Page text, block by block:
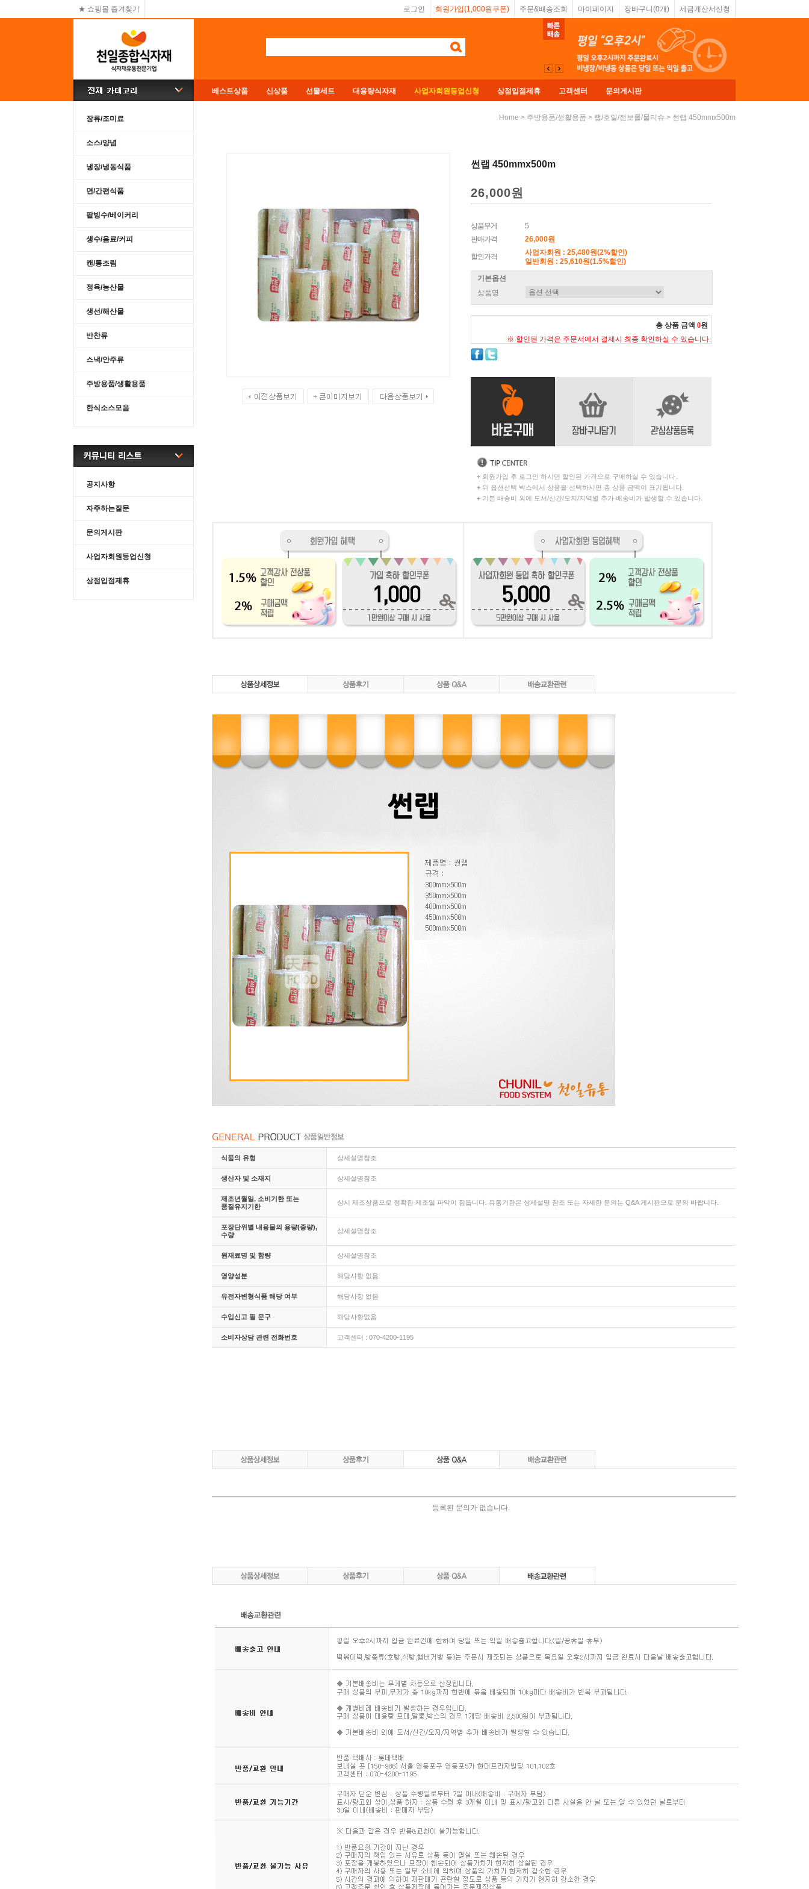
★ 쇼핑몰 즐겨찾기 로그인 회원가입(1,000원쿠폰) 주문&배송조회 마이페이지 장바구니(0개) 세금계산서신청
베스트상품 신상품 선물세트 대용량식자재 사업자회원등업신청 상점입점제휴 고객센터 문의게시판
장류/조미료
소스/양념
냉장/냉동식품
면/간편식품
팥빙수/베이커리
생수/음료/커피
캔/통조림
정육/농산물
생선/해산물
반찬류
스낵/안주류
주방용품/생활용품
한식소스모음
공지사항
자주하는질문
문의게시판
사업자회원등업신청
상점입점제휴
Home > 주방용품/생활용품 > 랩/호일/점보롤/물티슈 > 썬랩 450mmx500m
썬랩 450mmx500m
26,000원
상품무게
5
판매가격
26,000원
할인가격
사업자회원 : 25,480원(2%할인)
일반회원 : 25,610원(1.5%할인)
기본옵션
상품명
총 상품 금액 0원
※ 할인된 가격은 주문서에서 결제시 최종 확인하실 수 있습니다.
+ 회원가입 후 로그인 하시면 할인된 가격으로 구매하실 수 있습니다.
+ 위 옵션선택 박스에서 상품을 선택하시면 총 상품 금액이 표기됩니다.
+ 기본 배송비 외에 도서/산간/오지/지역별 추가 배송비가 발생할 수 있습니다.
식품의 유형 상세설명참조
생산자 및 소재지 상세설명참조
제조년월일, 소비기한 또는
품질유지기한
상시 제조상품으로 정확한 제조일 파악이 힘듭니다. 유통기한은 상세설명 참조 또는 자세한 문의는 Q&A 게시판으로 문의 바랍니다.
포장단위별 내용물의 용량(중량),
수량
상세설명참조
원재료명 및 함량 상세설명참조
영양성분 해당사항 없음
유전자변형식품 해당 여부 해당사항 없음
수입신고 필 문구 해당사항없음
소비자상담 관련 전화번호 고객센터 : 070-4200-1195
등록된 문의가 없습니다.